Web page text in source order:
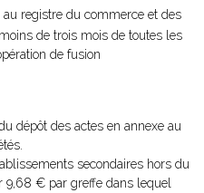
registre du commerce et des
de trois mois de toutes les
de fusion
dépôt des actes en annexe au
secondaires hors du
9,68 € par greffe dans lequel